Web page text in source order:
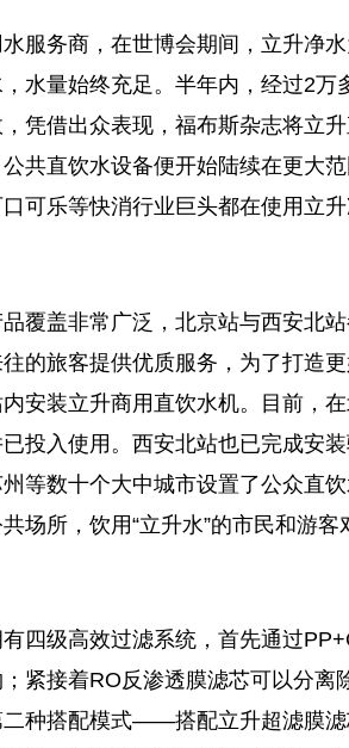
服务商，在世博会期间，立升净
水量始终充足。半年内，经过2万
凭借出众表现，福布斯杂志将立
共直饮水设备便开始陆续在更大
可乐等快消行业巨头都在使用立
覆盖非常广泛，北京站与西安北
的旅客提供优质服务，为了打造
安装立升商用直饮水机。目前，
投入使用。西安北站也已完成安
等数十个大中城市设置了公众直
场所，饮用“立升水”的市民和游
四级高效过滤系统，首先通过
紧接着RO反渗透膜滤芯可以分离
种搭配模式——搭配立升超滤膜